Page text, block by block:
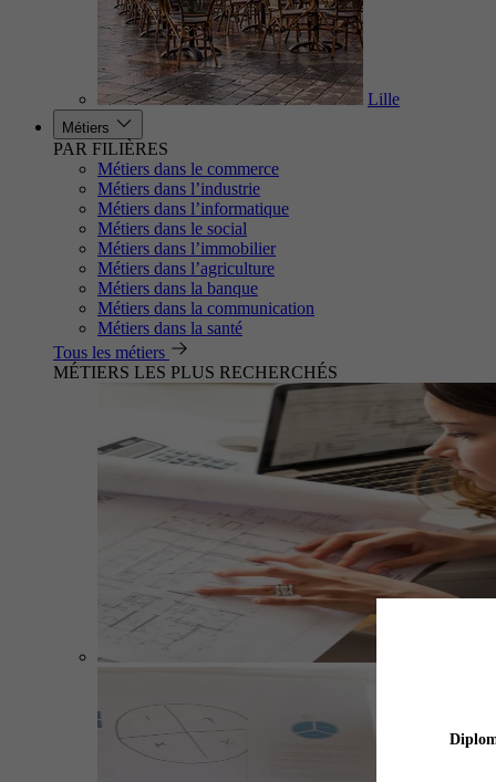
Lille
Métiers
PAR FILIÈRES
Métiers dans le commerce
Métiers dans l’industrie
Métiers dans l’informatique
Métiers dans le social
Métiers dans l’immobilier
Métiers dans l’agriculture
Métiers dans la banque
Métiers dans la communication
Métiers dans la santé
Tous les métiers
MÉTIERS LES PLUS RECHERCHÉS